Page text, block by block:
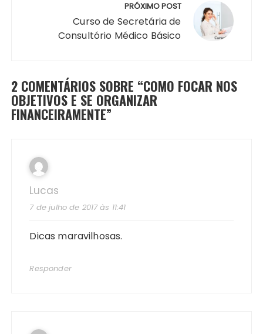
PRÓXIMO POST
Curso de Secretária de
Consultório Médico Básico
2 COMENTÁRIOS SOBRE “COMO FOCAR NOS
OBJETIVOS E SE ORGANIZAR
FINANCEIRAMENTE”
Lucas
7 de julho de 2017 às 11:41
Dicas maravilhosas.
Responder